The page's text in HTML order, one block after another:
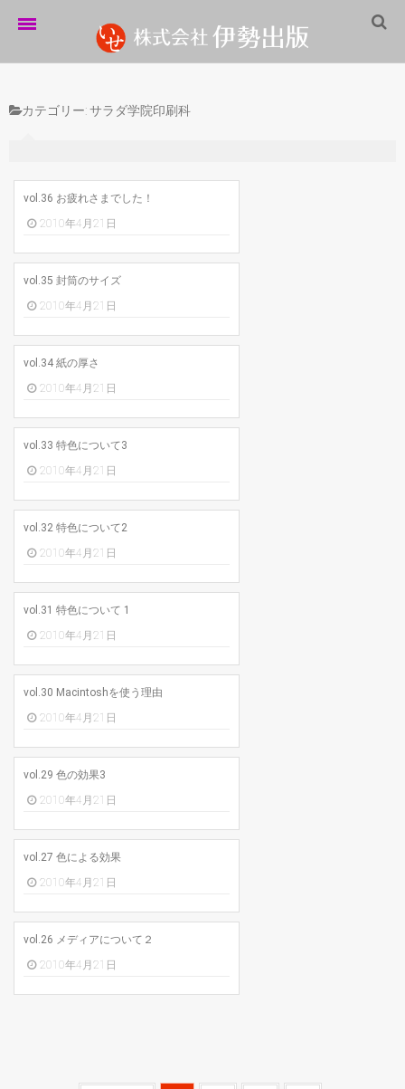
伊勢出版だより
制作実績
企業情報
採用情報
パートナーシップ
お問い合わせ
カテゴリー:サラダ学院印刷科
vol.36 お疲れさまでした！
2010年4月21日
vol.35 封筒のサイズ
2010年4月21日
vol.34 紙の厚さ
2010年4月21日
vol.33 特色について3
2010年4月21日
vol.32 特色について2
2010年4月21日
vol.31 特色について 1
2010年4月21日
vol.30 Macintoshを使う理由
2010年4月21日
vol.29 色の効果3
2010年4月21日
vol.27 色による効果
2010年4月21日
vol.26 メディアについて２
2010年4月21日